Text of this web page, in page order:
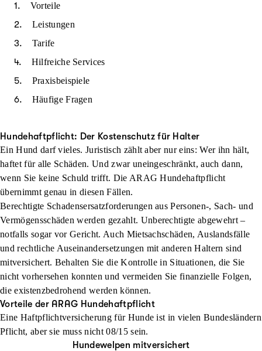
Vorteile
Leistungen
Tarife
Hilfreiche Services
Praxisbeispiele
Häufige Fragen
Hundehaftpflicht: Der Kostenschutz für Halter
Ein Hund darf vieles. Juristisch zählt aber nur eins: Wer ihn hält,
haftet für alle Schäden. Und zwar uneingeschränkt, auch dann,
wenn Sie keine Schuld trifft. Die ARAG Hundehaftpflicht
übernimmt genau in diesen Fällen.
Berechtigte Schadensersatzforderungen aus Personen-, Sach- und
Vermögensschäden werden gezahlt. Unberechtigte abgewehrt –
notfalls sogar vor Gericht. Auch Mietsachschäden, Auslandsfälle
und rechtliche Auseinandersetzungen mit anderen Haltern sind
mitversichert. Behalten Sie die Kontrolle in Situationen, die Sie
nicht vorhersehen konnten und vermeiden Sie finanzielle Folgen,
die existenzbedrohend werden können.
Vorteile der ARAG Hundehaftpflicht
Eine Haftpflichtversicherung für Hunde ist in vielen Bundesländern
Pflicht, aber sie muss nicht 08/15 sein.
Hundewelpen mitversichert